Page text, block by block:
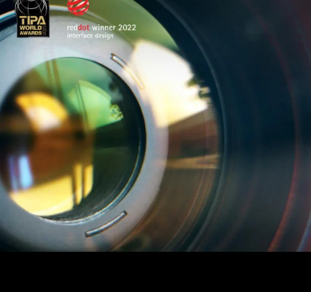
Discover Luminar Neo features
Aplikace a zásuvný modul.
macOS & Windows